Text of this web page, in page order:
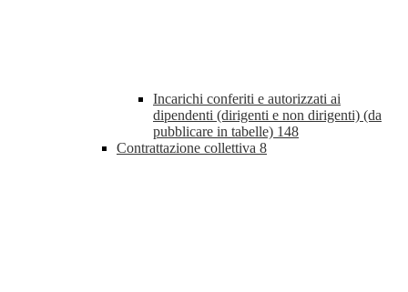
Incarichi conferiti e autorizzati ai
dipendenti (dirigenti e non dirigenti) (da
pubblicare in tabelle) 148
Contrattazione collettiva 8